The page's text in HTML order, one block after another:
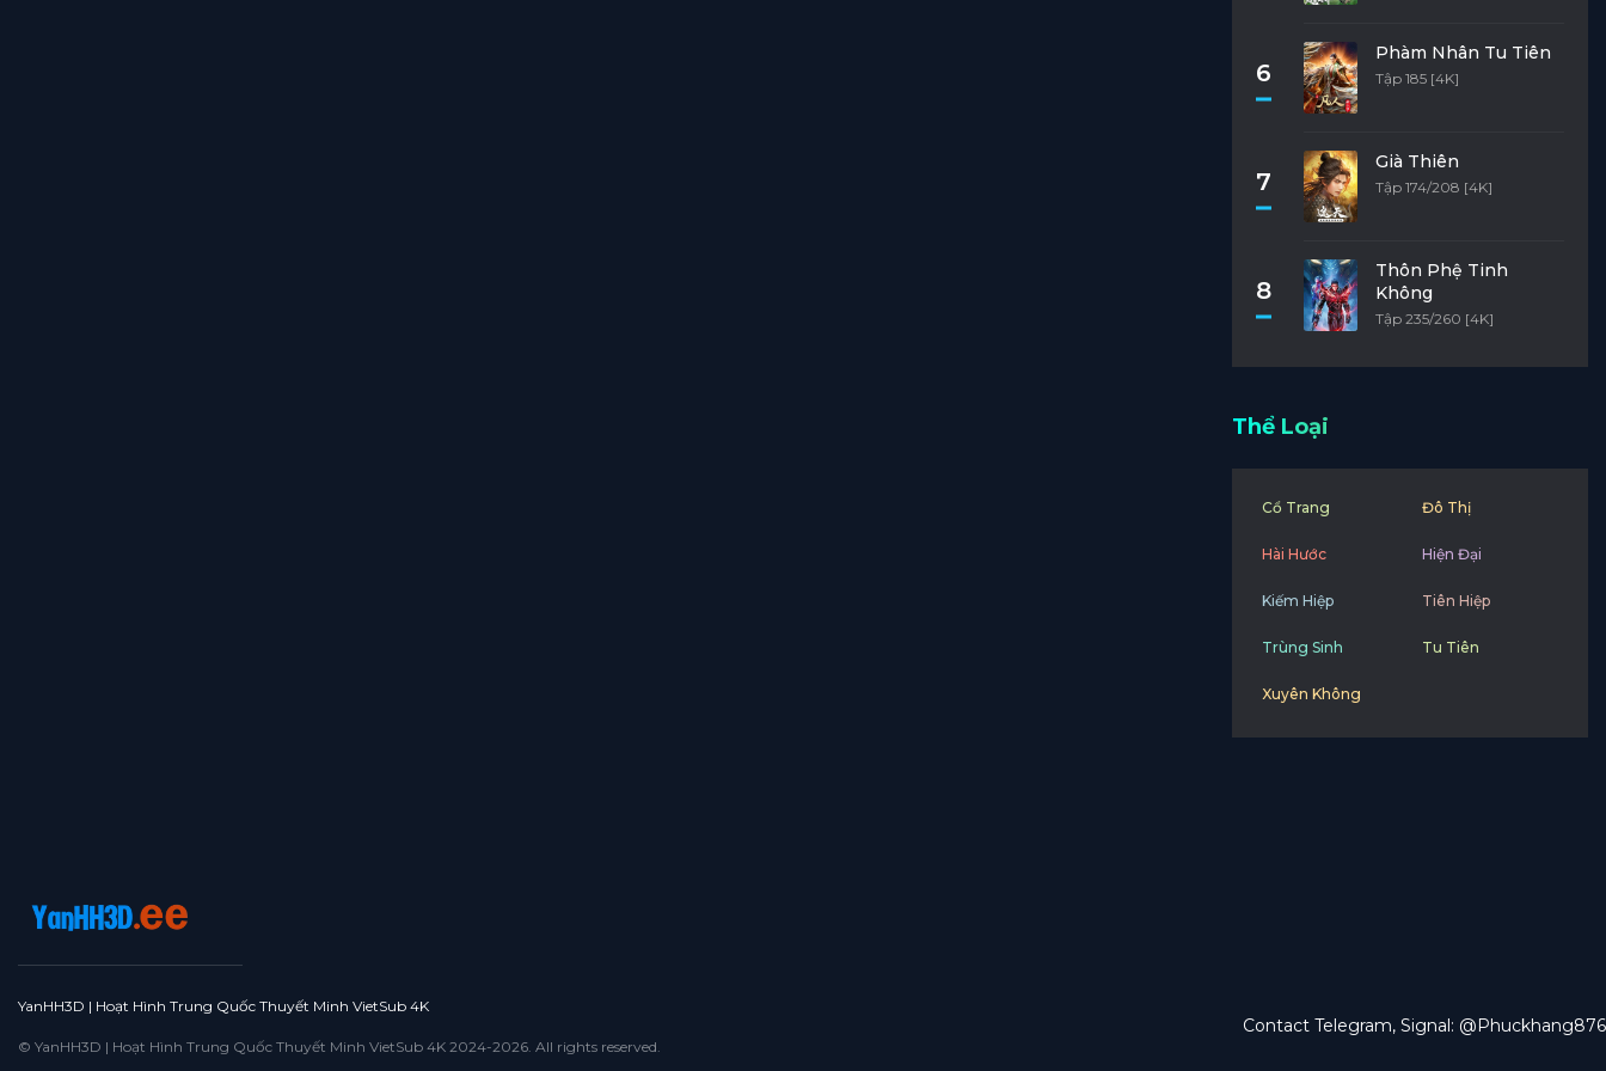
6
Phàm Nhân Tu Tiên
Tập 185 [4K]
7
Già Thiên
Tập 174/208 [4K]
8
Thôn Phệ Tinh
Không
Tập 235/260 [4K]
Thể Loại
Cổ Trang Đô Thị
Hài Hước Hiện Đại
Kiếm Hiệp Tiên Hiệp
Trùng Sinh Tu Tiên
Xuyên Không
YanHH3D | Hoạt Hình Trung Quốc Thuyết Minh VietSub 4K
Contact Telegram, Signal: @Phuckhang876
© YanHH3D | Hoạt Hình Trung Quốc Thuyết Minh VietSub 4K 2024-2026. All rights reserved.